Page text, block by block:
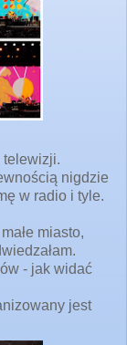
telewizji.
nigdzie
w radio i tyle.
miasto,
- jak widać
jest